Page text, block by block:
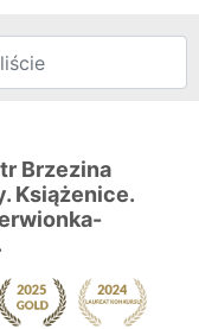
Brzezina
Książenice.